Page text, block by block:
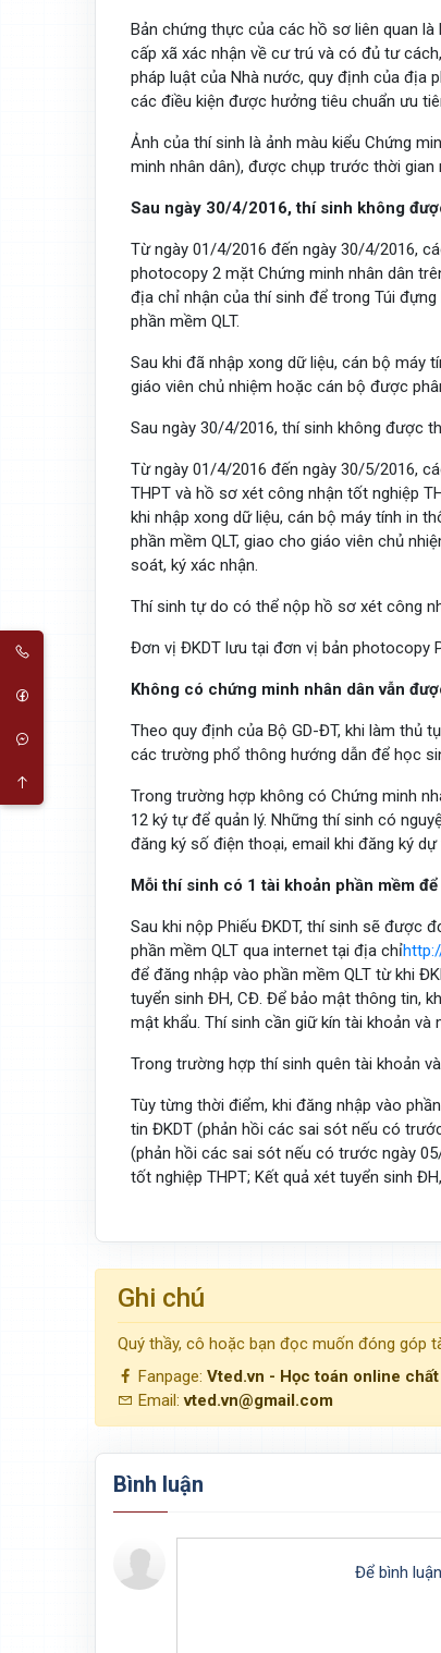
Bản chứng thực của các hồ sơ liên quan
cấp xã xác nhận về cư trú và có đủ tư
pháp luật của Nhà nước, quy định của địa
các điều kiện được hưởng tiêu chuẩn ưu
Ảnh của thí sinh là ảnh màu kiểu Chứng
minh nhân dân), được chụp trước thời gian
Sau ngày 30/4/2016, thí sinh không
Từ ngày 01/4/2016 đến ngày 30/4/2016,
photocopy 2 mặt Chứng minh nhân dân
địa chỉ nhận của thí sinh để trong Túi
phần mềm QLT.
Sau khi đã nhập xong dữ liệu, cán bộ máy
giáo viên chủ nhiệm hoặc cán bộ được
Sau ngày 30/4/2016, thí sinh không được
Từ ngày 01/4/2016 đến ngày 30/5/2016,
THPT và hồ sơ xét công nhận tốt nghiệp
khi nhập xong dữ liệu, cán bộ máy tính in
phần mềm QLT, giao cho giáo viên chủ
soát, ký xác nhận.
Thí sinh tự do có thể nộp hồ sơ xét công
Đơn vị ĐKDT lưu tại đơn vị bản photocopy
Không có chứng minh nhân dân vẫn
Theo quy định của Bộ GD-ĐT, khi làm thủ
các trường phổ thông hướng dẫn để học
Trong trường hợp không có Chứng minh
12 ký tự để quản lý. Những thí sinh có
đăng ký số điện thoại, email khi đăng ký dự
Mỗi thí sinh có 1 tài khoản phần mềm
Sau khi nộp Phiếu ĐKDT, thí sinh sẽ được
phần mềm QLT qua internet tại địa chỉ
để đăng nhập vào phần mềm QLT từ khi
tuyển sinh ĐH, CĐ. Để bảo mật thông tin,
mật khẩu. Thí sinh cần giữ kín tài khoản và
Trong trường hợp thí sinh quên tài khoản
Tùy từng thời điểm, khi đăng nhập vào
tin ĐKDT (phản hồi các sai sót nếu có
(phản hồi các sai sót nếu có trước ngày
tốt nghiệp THPT; Kết quả xét tuyển sinh
Ghi chú
Quý thầy, cô hoặc bạn đọc muốn đóng góp
Fanpage: Vted.vn - Học toán online
Email:vted.vn@gmail.com
Bình luận
Để bình